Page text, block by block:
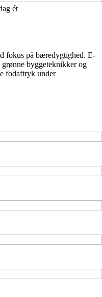
ét
fokus på bæredygtighed. E-
byggeteknikker og
fodaftryk under